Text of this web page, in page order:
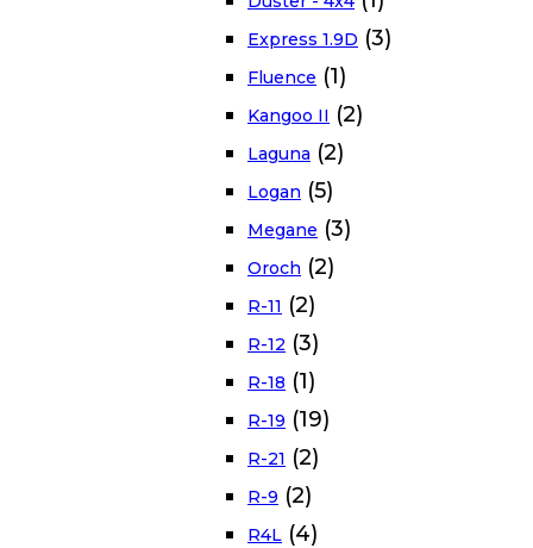
Express 1.9D (3)
Fluence (1)
Kangoo II (2)
Laguna (2)
Logan (5)
Megane (3)
Oroch (2)
R-11 (2)
R-12 (3)
R-18 (1)
R-19 (19)
R-21 (2)
R-9 (2)
R4L (4)